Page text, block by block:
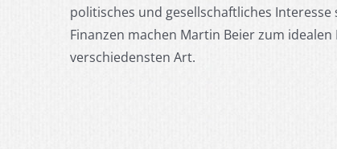
politisches und gesellschaftliches
Finanzen machen Martin Beier zum
verschiedensten Art.